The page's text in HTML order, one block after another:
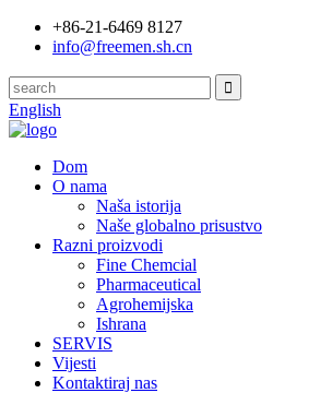
+86-21-6469 8127
info@freemen.sh.cn
English
Dom
O nama
Naša istorija
Naše globalno prisustvo
Razni proizvodi
Fine Chemcial
Pharmaceutical
Agrohemijska
Ishrana
SERVIS
Vijesti
Kontaktiraj nas